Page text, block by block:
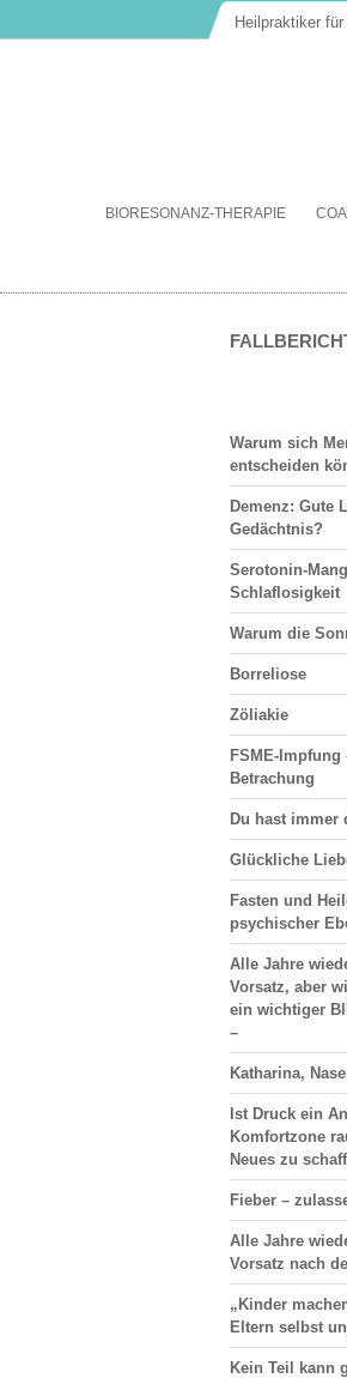
Heilpraktiker
BIORESONANZ-THERAPIE
Warum sich
entscheiden
Demenz: Gute
Gedächtnis?
Serotonin-
Schlaflosigkeit
Warum die
Borreliose
Zöliakie
FSME-
Betrachung
Du hast immer
Glückliche
Fasten und
psychischer
Alle Jahre
Vorsatz, aber
ein wichtiger
–
Katharina,
Ist Druck ein
Komfortzone
Neues zu
Fieber –
Alle Jahre
Vorsatz nach
„Kinder
Eltern selbst
Kein Teil kann